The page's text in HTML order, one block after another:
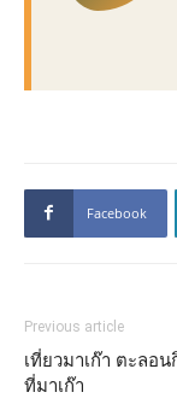
Facebook
Previous article
เที่ยวมาเก๊า ตะลอ
ที่มาเก๊า